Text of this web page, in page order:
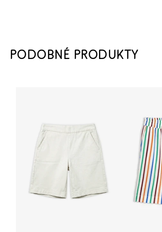
PODOBNÉ PRODUKTY